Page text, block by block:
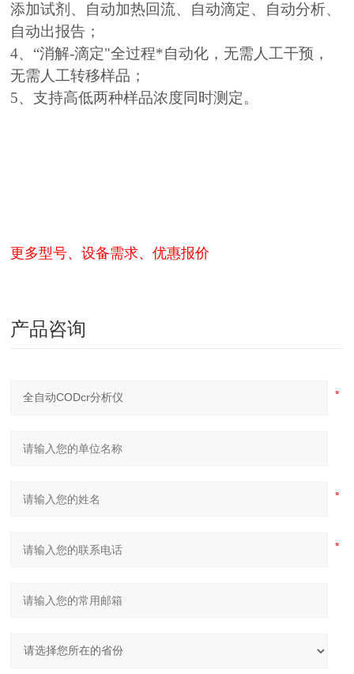
添加试剂、自动加热回流、自动滴定、自动分析、
自动出报告；
4、“消解-滴定"全过程*自动化，无需人工干预，
无需人工转移样品；
5、支持高低两种样品浓度同时测定。
更多型号、设备需求、优惠报价
产品咨询